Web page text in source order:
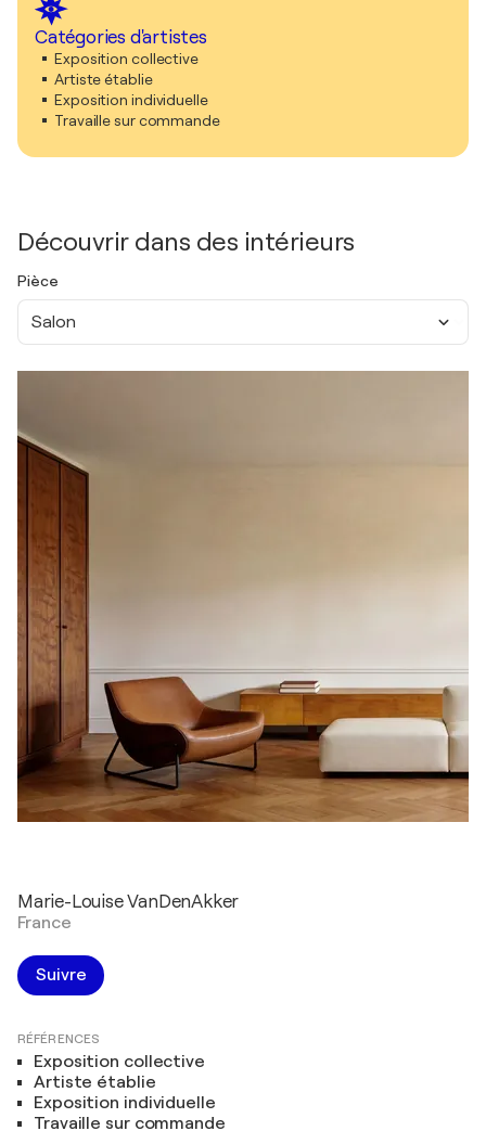
Catégories d'artistes
Exposition collective
Artiste établie
Exposition individuelle
Travaille sur commande
Découvrir dans des intérieurs
Pièce
Salon
Marie-Louise VanDenAkker
France
Suivre
RÉFÉRENCES
Exposition collective
Artiste établie
Exposition individuelle
Travaille sur commande